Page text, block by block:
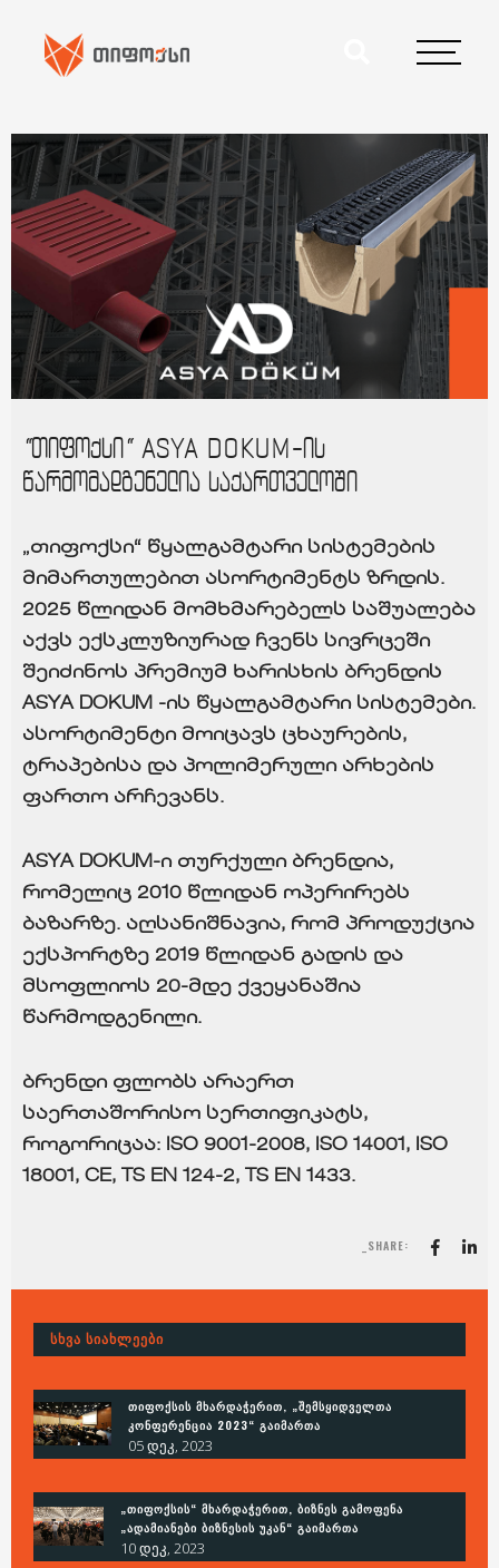
“თიფოქსი“ ASYA DOKUM-ის
წარმომადგენელია საქართველოში
„თიფოქსი“ წყალგამტარი სისტემების
მიმართულებით ასორტიმენტს ზრდის.
2025 წლიდან მომხმარებელს საშუალება
აქვს ექსკლუზიურად ჩვენს სივრცეში
შეიძინოს პრემიუმ ხარისხის ბრენდის
ASYA DOKUM -ის წყალგამტარი სისტემები.
ასორტიმენტი მოიცავს ცხაურების,
ტრაპებისა და პოლიმერული არხების
ფართო არჩევანს.
ASYA DOKUM-ი თურქული ბრენდია,
რომელიც 2010 წლიდან ოპერირებს
ბაზარზე. აღსანიშნავია, რომ პროდუქცია
ექსპორტზე 2019 წლიდან გადის და
მსოფლიოს 20-მდე ქვეყანაშია
წარმოდგენილი.
ბრენდი ფლობს არაერთ
საერთაშორისო სერთიფიკატს,
როგორიცაა: ISO 9001-2008, ISO 14001, ISO
18001, CE, TS EN 124-2, TS EN 1433.
_SHARE:
ᲡᲮᲕᲐ ᲡᲘᲐᲮᲚᲔᲔᲑᲘ
ᲗᲘᲤᲝᲥᲡᲘᲡ ᲛᲮᲐᲠᲓᲐᲭᲔᲠᲘᲗ, „ᲨᲔᲛᲡᲧᲘᲓᲕᲔᲚᲗᲐ
ᲙᲝᲜᲤᲔᲠᲔᲜᲪᲘᲐ 2023“ ᲒᲐᲘᲛᲐᲠᲗᲐ
05 დეკ, 2023
„ᲗᲘᲤᲝᲥᲡᲘᲡ“ ᲛᲮᲐᲠᲓᲐᲭᲔᲠᲘᲗ, ᲑᲘᲖᲜᲔᲡ ᲒᲐᲛᲝᲤᲔᲜᲐ
„ᲐᲓᲐᲛᲘᲐᲜᲔᲑᲘ ᲑᲘᲖᲜᲔᲡᲘᲡ ᲣᲙᲐᲜ“ ᲒᲐᲘᲛᲐᲠᲗᲐ
10 დეკ, 2023